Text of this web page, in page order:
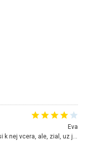
Eva
Hojdacka v Krpelanoch uz nie je, vysli sme si k nej vcera, ale, zial, uz je znicena. Ak sem planujete cestu len kvoli hojdacke, mozete si ju usetrit. Krasny vyhlad je tu vsak aj bez hojdacky :-)